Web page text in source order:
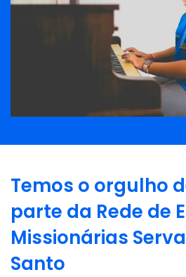
Temos o orgulho
parte da Rede de
Missionárias
Santo